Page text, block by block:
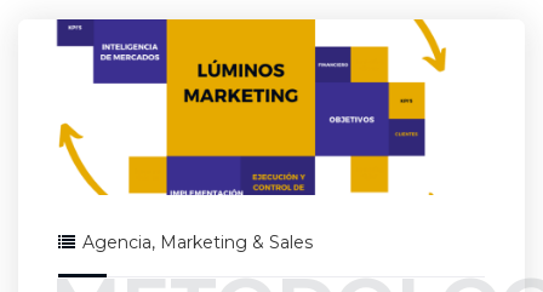
Agencia, Marketing & Sales